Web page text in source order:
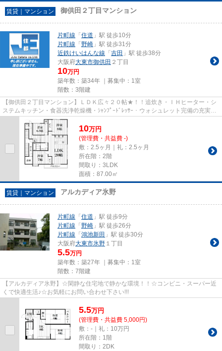
賃貸｜マンション 御供田２丁目マンション
片町線 「 住道 」駅 徒歩10分
片町線 「 野崎 」駅 徒歩31分
近鉄けいはんな線 「 吉田 」駅 徒歩38分
大阪府大東市御供田 ２丁目
10万円
築年数：築34年 ｜募集中： 1室
階数：3階建
【御供田２丁目マンション】ＬＤＫ広々２０帖★！！追炊き・ＩＨヒーター・シ
ステムキッチン・食器洗浄乾燥機・ｼｬﾝﾌﾟｰﾄﾞﾚｯｻｰ・ウォシュレット完備の充実設
備♪♪駅まで徒歩圏内★泉小学校...
10万円
(管理費・共益費 -)
敷：2.5ヶ月｜礼：2.5ヶ月
所在階：2階
間取り：3LDK
面積：87.00㎡
賃貸｜マンション アルカディア氷野
片町線 「 住道 」駅 徒歩9分
片町線 「 野崎 」駅 徒歩26分
片町線 「 鴻池新田 」駅 徒歩30分
大阪府大東市氷野 １丁目
5.5万円
築年数：築27年 ｜募集中： 1室
階数：7階建
【アルカディア氷野】☆閑静な住宅地で静かな環境！！☆コンビニ・スーパー近
くで快適生活♪☆お気軽にお問い合わせ下さい!!!
5.5万円
(管理費・共益費 5,000円)
敷：-｜礼：10万円
所在階：1階
間取り：2DK